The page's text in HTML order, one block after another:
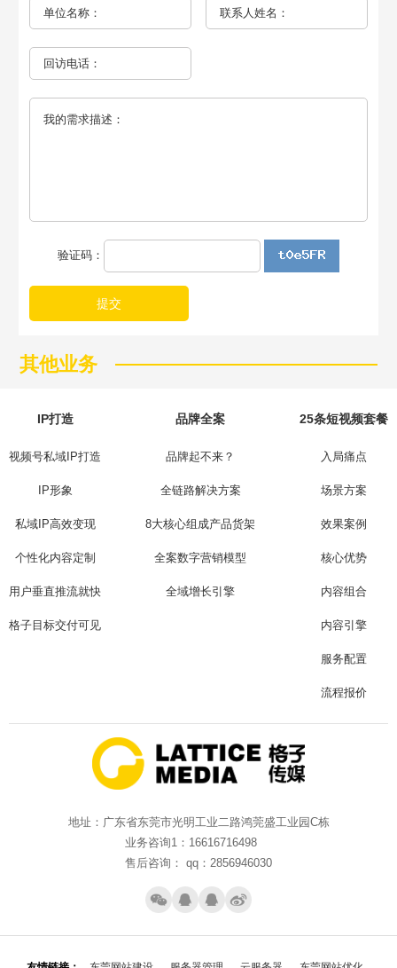
验证码：
提交
其他业务
IP打造
视频号私域IP打造
IP形象
私域IP高效变现
个性化内容定制
用户垂直推流就快
格子目标交付可见
品牌全案
品牌起不来？
全链路解决方案
8大核心组成产品货架
全案数字营销模型
全域增长引擎
25条短视频套餐
入局痛点
场景方案
效果案例
核心优势
内容组合
内容引擎
服务配置
流程报价
地址：广东省东莞市光明工业二路鸿莞盛工业园C栋
业务咨询1：16616716498
售后咨询： qq：2856946030